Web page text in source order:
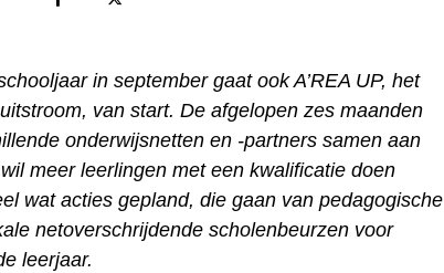
in september gaat ook A’REA UP, het
van start. De afgelopen zes maanden
onderwijsnetten en -partners samen aan
meer leerlingen met een kwalificatie doen
wat acties gepland, die gaan van pedagogische
netoverschrijdende scholenbeurzen voor
leerjaar.